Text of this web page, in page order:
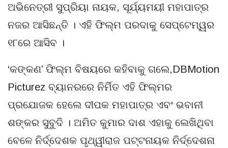
ଅଭିନେତ୍ରୀ ସୁପ୍ରିୟା ନାୟକ, ସୂର୍ଯ୍ୟମୟୀ ମହାପାତ୍ର
ନଜର ଆସିଛନ୍ତି । ଏହି ଫିଲ୍ମ ପରଦାକୁ ସେପ୍ଟେମ୍ୱର
୧୮ରେ ଆସିବ ।
‘କଙ୍କଣ’ ଫିଲ୍ମ ବିଷୟରେ କହିବାକୁ ଗଲେ,DBMotion
Picturez ବ୍ୟାନରରେ ନିର୍ମିତ ଏହି ଫିଲ୍ମର
ପ୍ରଯୋଜକ ହେଲେ ଦୀପକ ମହାପାତ୍ର ଏବଂ ଭବାନୀ
ଶଙ୍କର ସୁବୁଦି । ଅମିତ କୁମାର ଦାଶ ଏହାକୁ ଲେଖିଥିବା
ବେଳେ ନିର୍ଦ୍ଦେଶକ ପୃଥ୍ୱୀରାଜ ପଟ୍ଟନାୟକ ନିର୍ଦ୍ଦେଶନା